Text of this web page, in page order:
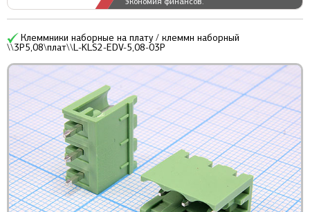
Клеммники наборные на плату / клеммн наборный
\\3P5,08\плат\\L-KLS2-EDV-5,08-03P